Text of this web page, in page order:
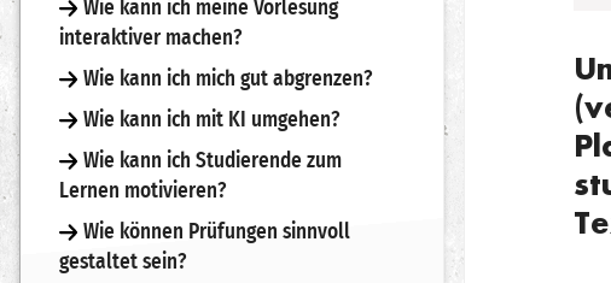
Wie kann ich meine Vorlesung
interaktiver machen?
Wie kann ich mich gut abgrenzen?
Wie kann ich mit KI umgehen?
Wie kann ich Studierende zum
Lernen motivieren?
Wie können Prüfungen sinnvoll
gestaltet sein?